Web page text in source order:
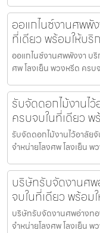
ออแกไนซ์งานศพพั
ที่เดียว พร้อมให้บริ
ออแกไนซ์งานศพพังงา บ
ศพ โลงเย็น พวงหรีด ครบ
รับจัดดอกไม้งานไ
ครบจบในที่เดียว พ
รับจัดดอกไม้งานไว้อาลั
จำหน่ายโลงศพ โลงเย็น
บริษัทรับจัดงานศ
จบในที่เดียว พร้อม
บริษัทรับจัดงานศพอ่างท
จำหน่ายโลงศพ โลงเย็น